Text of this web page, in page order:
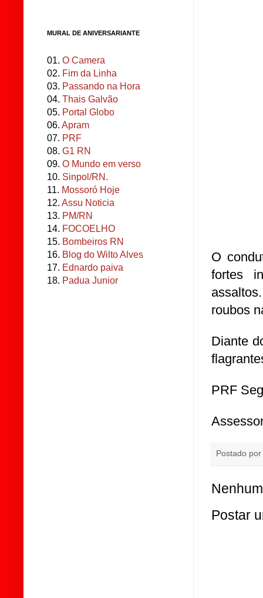
O
fortes
roubos
Diante
PRF
Postado por
Postar
MURAL DE ANIVERSARIANTE
01. O Camera
02. Fim da Linha
03. Passando na Hora
04. Thais Galvão
05. Portal Globo
06. Apram
07. PRF
08. G1 RN
09. O Mundo em verso
10. Sinpol/RN.
11. Mossoró Hoje
12. Assu Noticia
13. PM/RN
14. FOCOELHO
15. Bombeiros RN
16. Blog do Wilto Alves
17. Ednardo paiva
18. Padua Junior